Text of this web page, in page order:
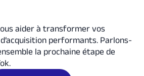
aider à transformer vos
performants. Parlons-
la prochaine étape de